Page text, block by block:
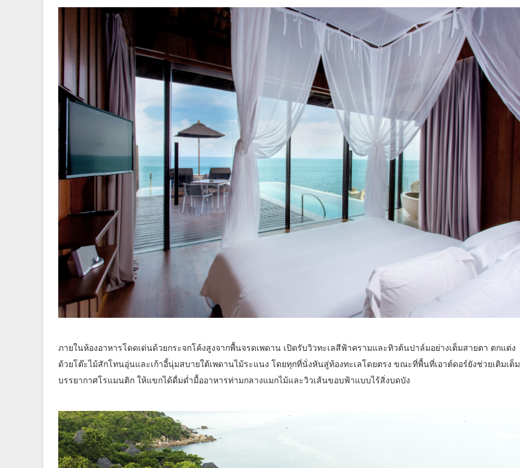
ภายในห้องอาหารโดดเด่นด้วยกระจกโค้งสูงจากพื้นจรดเพดาน เปิดรับวิวทะเลสีฟ้าครามและทิวต้นปาล์มอย่างเต็มสายตา ตกแต่ง
ด้วยโต๊ะไม้สักโทนอุ่นและเก้าอี้นุ่มสบายใต้เพดานไม้ระแนง โดยทุกที่นั่งหันสู่ท้องทะเลโดยตรง ขณะที่พื้นที่เอาต์ดอร์ยังช่วยเติมเต็ม
บรรยากาศโรแมนติก ให้แขกได้ดื่มด่ำมื้ออาหารท่ามกลางแมกไม้และวิวเส้นขอบฟ้าแบบไร้สิ่งบดบัง